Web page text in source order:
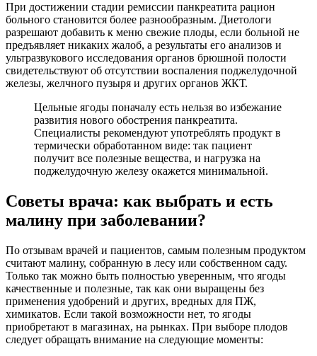
При достижении стадии ремиссии панкреатита рацион
больного становится более разнообразным. Диетологи
разрешают добавить к меню свежие плоды, если больной не
предъявляет никаких жалоб, а результаты его анализов и
ультразвукового исследования органов брюшной полости
свидетельствуют об отсутствии воспаления поджелудочной
железы, желчного пузыря и других органов ЖКТ.
Цельные ягоды поначалу есть нельзя во избежание
развития нового обострения панкреатита.
Специалисты рекомендуют употреблять продукт в
термически обработанном виде: так пациент
получит все полезные вещества, и нагрузка на
поджелудочную железу окажется минимальной.
Советы врача: как выбрать и есть
малину при заболевании?
По отзывам врачей и пациентов, самым полезным продуктом
считают малину, собранную в лесу или собственном саду.
Только так можно быть полностью уверенным, что ягоды
качественные и полезные, так как они выращены без
применения удобрений и других, вредных для ПЖ,
химикатов. Если такой возможности нет, то ягоды
приобретают в магазинах, на рынках. При выборе плодов
следует обращать внимание на следующие моменты: